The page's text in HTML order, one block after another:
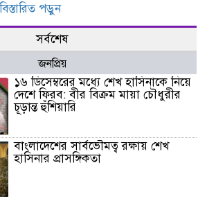
পড়ুন
সর্বশেষ
জনপ্রিয়
১৬ ডিসেম্বরের মধ্যে শেখ হাসিনাকে নিয়ে
দেশে ফিরব: বীর বিক্রম মায়া চৌধুরীর
চূড়ান্ত হুঁশিয়ারি
বাংলাদেশের সার্বভৌমত্ব রক্ষায় শেখ
হাসিনার প্রাসঙ্গিকতা